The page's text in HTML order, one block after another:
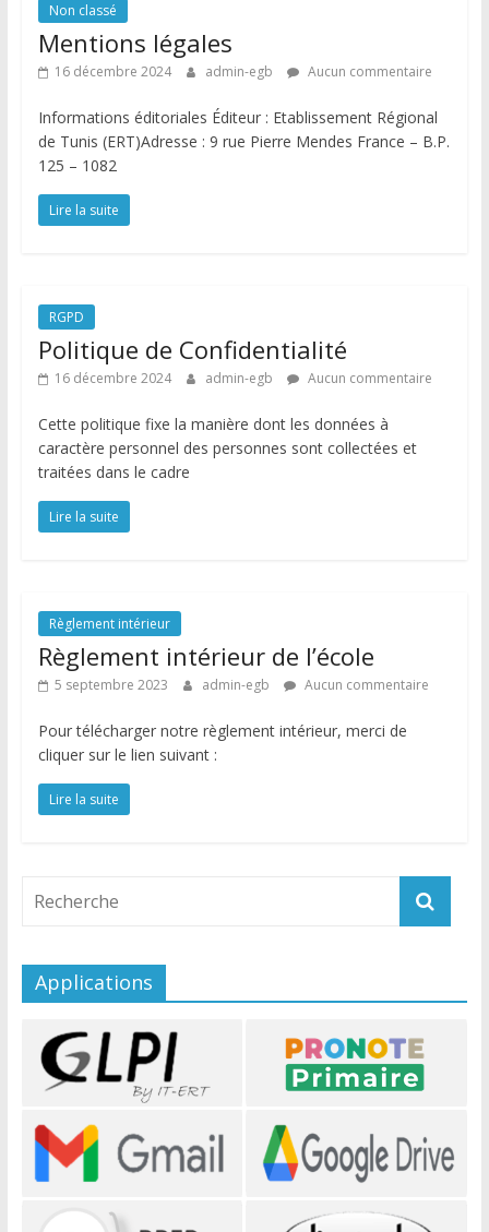
Non classé
Mentions légales
16 décembre 2024 admin-egb Aucun commentaire
Informations éditoriales Éditeur : Etablissement Régional
de Tunis (ERT)Adresse : 9 rue Pierre Mendes France – B.P.
125 – 1082
Lire la suite
RGPD
Politique de Confidentialité
16 décembre 2024 admin-egb Aucun commentaire
Cette politique fixe la manière dont les données à
caractère personnel des personnes sont collectées et
traitées dans le cadre
Lire la suite
Règlement intérieur
Règlement intérieur de l’école
5 septembre 2023 admin-egb Aucun commentaire
Pour télécharger notre règlement intérieur, merci de
cliquer sur le lien suivant :
Lire la suite
Applications